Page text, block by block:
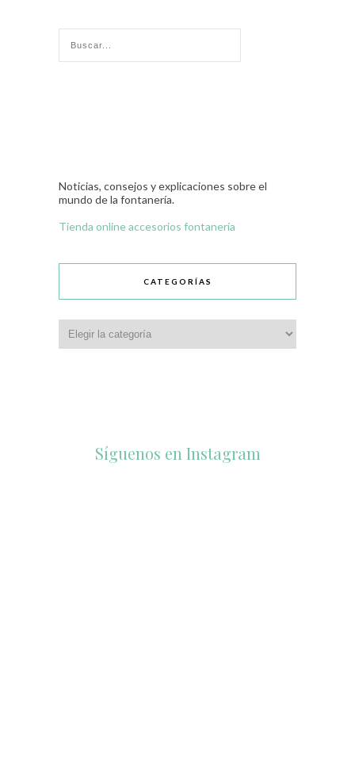
Noticias, consejos y explicaciones sobre el
mundo de la fontanería.
Tienda online accesorios fontanería
CATEGORÍAS
Síguenos en Instagram